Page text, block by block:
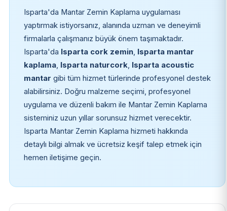
Isparta'da Mantar Zemin Kaplama uygulaması
yaptırmak istiyorsanız, alanında uzman ve deneyimli
firmalarla çalışmanız büyük önem taşımaktadır.
Isparta'da Isparta cork zemin, Isparta mantar
kaplama, Isparta naturcork, Isparta acoustic
mantar gibi tüm hizmet türlerinde profesyonel destek
alabilirsiniz. Doğru malzeme seçimi, profesyonel
uygulama ve düzenli bakım ile Mantar Zemin Kaplama
sisteminiz uzun yıllar sorunsuz hizmet verecektir.
Isparta Mantar Zemin Kaplama hizmeti hakkında
detaylı bilgi almak ve ücretsiz keşif talep etmek için
hemen iletişime geçin.